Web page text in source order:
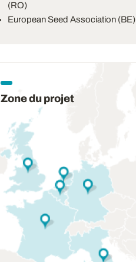
(RO)
European Seed Association (BE)
Zone du projet